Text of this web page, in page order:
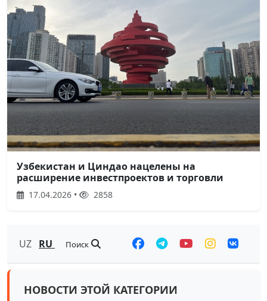
Узбекистан и Циндао нацелены на
расширение инвестпроектов и торговли
17.04.2026 • 2858
UZ RU Поиск
НОВОСТИ ЭТОЙ КАТЕГОРИИ